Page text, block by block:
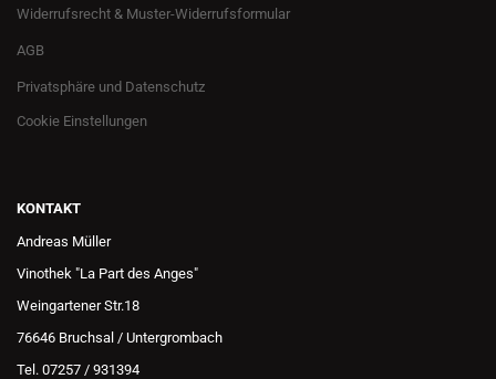
Widerrufsrecht & Muster-Widerrufsformular
AGB
Privatsphäre und Datenschutz
Cookie Einstellungen
KONTAKT
Andreas Müller
Vinothek "La Part des Anges"
Weingartener Str.18
76646 Bruchsal / Untergrombach
Tel. 07257 / 931394